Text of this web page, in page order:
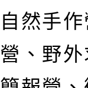
然手
、野